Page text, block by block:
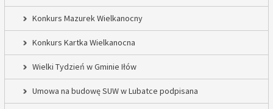
Konkurs Mazurek Wielkanocny
Konkurs Kartka Wielkanocna
Wielki Tydzień w Gminie Iłów
Umowa na budowę SUW w Lubatce podpisana